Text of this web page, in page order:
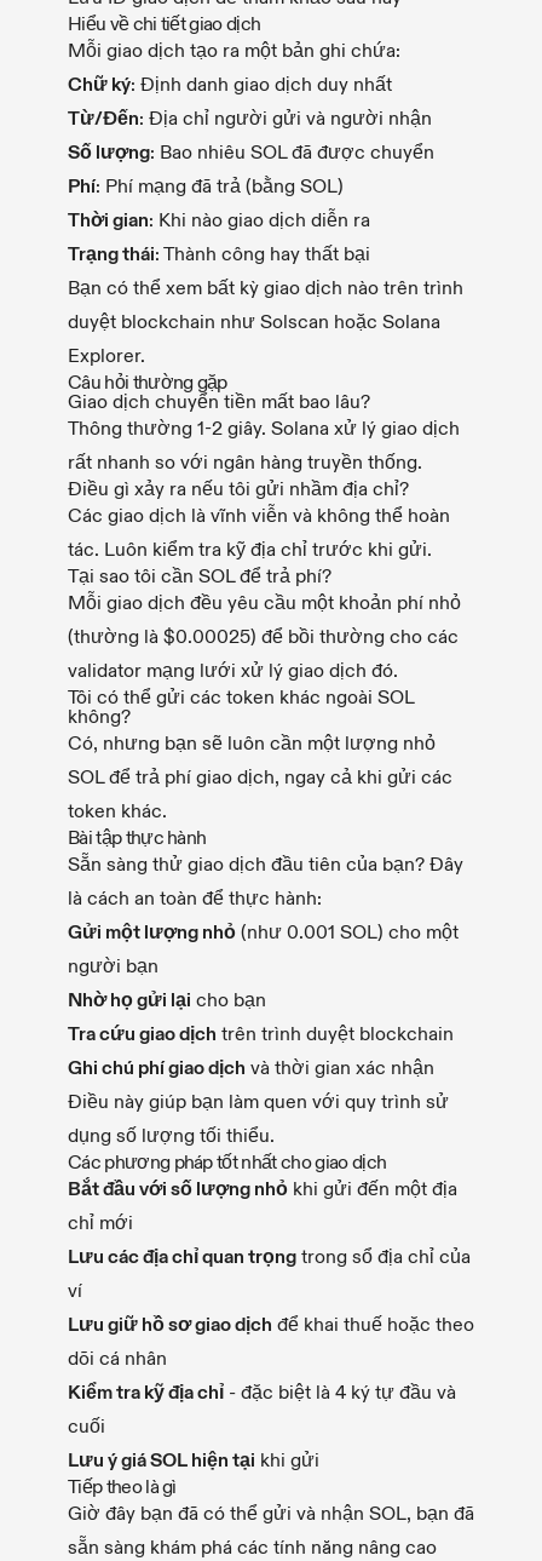
Hiểu về chi tiết giao dịch
Mỗi giao dịch tạo ra một bản ghi chứa:
Chữ ký: Định danh giao dịch duy nhất
Từ/Đến: Địa chỉ người gửi và người nhận
Số lượng: Bao nhiêu SOL đã được chuyển
Phí: Phí mạng đã trả (bằng SOL)
Thời gian: Khi nào giao dịch diễn ra
Trạng thái: Thành công hay thất bại
Bạn có thể xem bất kỳ giao dịch nào trên trình
duyệt blockchain như Solscan hoặc Solana
Explorer.
Câu hỏi thường gặp
Giao dịch chuyển tiền mất bao lâu?
Thông thường 1-2 giây. Solana xử lý giao dịch
rất nhanh so với ngân hàng truyền thống.
Điều gì xảy ra nếu tôi gửi nhầm địa chỉ?
Các giao dịch là vĩnh viễn và không thể hoàn
tác. Luôn kiểm tra kỹ địa chỉ trước khi gửi.
Tại sao tôi cần SOL để trả phí?
Mỗi giao dịch đều yêu cầu một khoản phí nhỏ
(thường là $0.00025) để bồi thường cho các
validator mạng lưới xử lý giao dịch đó.
Tôi có thể gửi các token khác ngoài SOL
không?
Có, nhưng bạn sẽ luôn cần một lượng nhỏ
SOL để trả phí giao dịch, ngay cả khi gửi các
token khác.
Bài tập thực hành
Sẵn sàng thử giao dịch đầu tiên của bạn? Đây
là cách an toàn để thực hành:
Gửi một lượng nhỏ (như 0.001 SOL) cho một
người bạn
Nhờ họ gửi lại cho bạn
Tra cứu giao dịch trên trình duyệt blockchain
Ghi chú phí giao dịch và thời gian xác nhận
Điều này giúp bạn làm quen với quy trình sử
dụng số lượng tối thiểu.
Các phương pháp tốt nhất cho giao dịch
Bắt đầu với số lượng nhỏ khi gửi đến một địa
chỉ mới
Lưu các địa chỉ quan trọng trong sổ địa chỉ của
ví
Lưu giữ hồ sơ giao dịch để khai thuế hoặc theo
dõi cá nhân
Kiểm tra kỹ địa chỉ - đặc biệt là 4 ký tự đầu và
cuối
Lưu ý giá SOL hiện tại khi gửi
Tiếp theo là gì
Giờ đây bạn đã có thể gửi và nhận SOL, bạn đã
sẵn sàng khám phá các tính năng nâng cao